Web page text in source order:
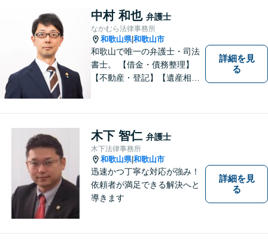
おります。弁護士前畑壮志は
全力で，最善の答えを探せる
ようお手伝いいたします。
中村 和也 弁護士
なかむら法律事務所
和歌山県|和歌山市
和歌山で唯一の弁護士・司法
書士。 【借金・債務整理】
【不動産・登記】【遺産相
土曜日曜祝日も予約可。
詳細を見
る
木下 智仁 弁護士
木下法律事務所
和歌山県|和歌山市
迅速かつ丁寧な対応が強み！
依頼者が満足できる解決へと
導きます
詳細を見
る